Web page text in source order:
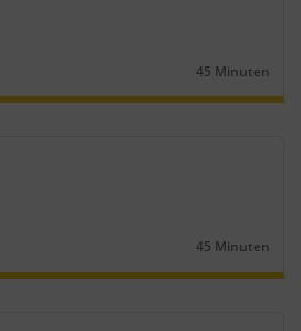
Dauer:
45 Minuten
Dauer:
45 Minuten